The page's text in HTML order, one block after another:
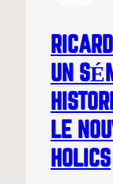
UN
LE
HOLICS